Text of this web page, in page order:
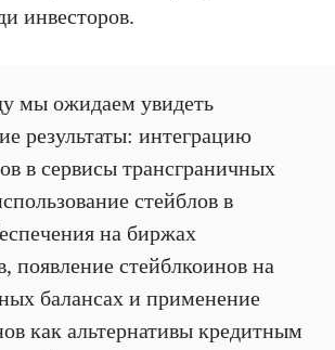
инвесторов.
мы ожидаем увидеть
результаты: интеграцию
в сервисы трансграничных
стейблов в
на биржах
появление стейблкоинов на
балансах и применение
как альтернативы кредитным